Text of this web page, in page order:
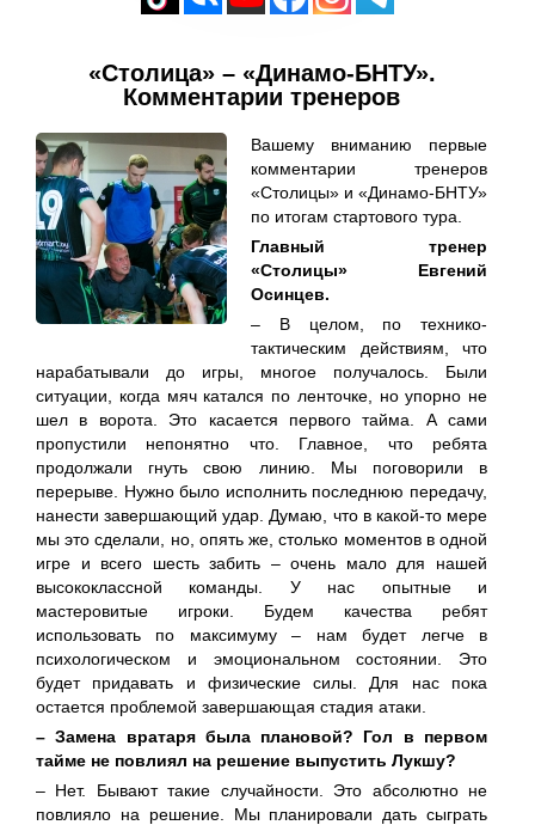
«Столица» – «Динамо-БНТУ».
Комментарии тренеров
Вашему вниманию первые
комментарии тренеров
«Столицы» и «Динамо-БНТУ»
по итогам стартового тура.
Главный тренер
«Столицы» Евгений
Осинцев.
– В целом, по технико-
тактическим действиям, что
нарабатывали до игры, многое получалось. Были
ситуации, когда мяч катался по ленточке, но упорно не
шел в ворота. Это касается первого тайма. А сами
пропустили непонятно что. Главное, что ребята
продолжали гнуть свою линию. Мы поговорили в
перерыве. Нужно было исполнить последнюю передачу,
нанести завершающий удар. Думаю, что в какой-то мере
мы это сделали, но, опять же, столько моментов в одной
игре и всего шесть забить – очень мало для нашей
высококлассной команды. У нас опытные и
мастеровитые игроки. Будем качества ребят
использовать по максимуму – нам будет легче в
психологическом и эмоциональном состоянии. Это
будет придавать и физические силы. Для нас пока
остается проблемой завершающая стадия атаки.
– Замена вратаря была плановой? Гол в первом
тайме не повлиял на решение выпустить Лукшу?
– Нет. Бывают такие случайности. Это абсолютно не
повлияло на решение. Мы планировали дать сыграть